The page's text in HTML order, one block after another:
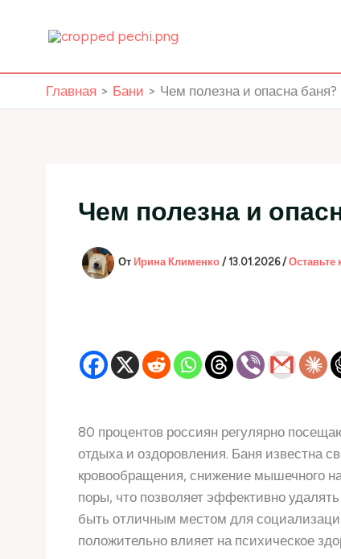
Главная Бани Чем полезна и опасна баня?
Чем полезна и
От Ирина Клименко / 13.01.2026/ Оставьте
80 процентов россиян регулярно
отдыха и оздоровления. Баня известна
кровообращения, снижение мышечного
поры, что позволяет эффективно
быть отличным местом для
положительно влияет на психическое